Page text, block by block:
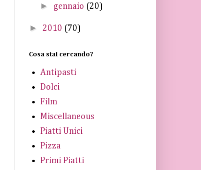
► gennaio (20)
► 2010 (70)
Cosa stai cercando?
Antipasti
Dolci
Film
Miscellaneous
Piatti Unici
Pizza
Primi Piatti